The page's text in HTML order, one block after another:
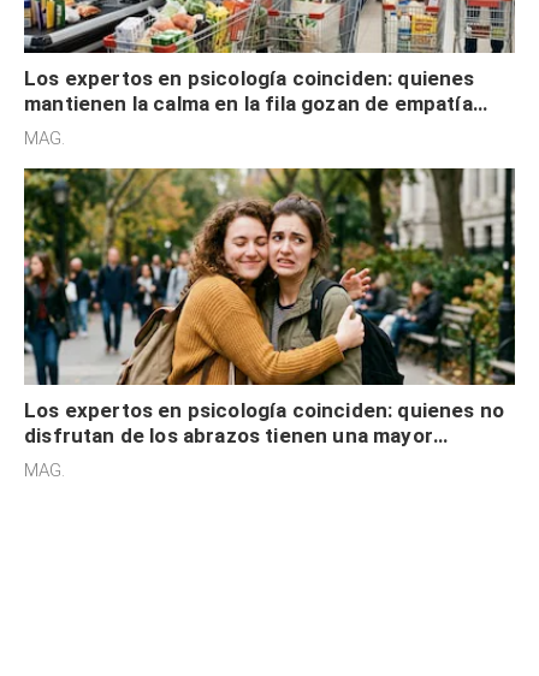
Los expertos en psicología coinciden: quienes
mantienen la calma en la fila gozan de empatía
cognitiva, gratitud y no solo tienen autocontrol
MAG.
Los expertos en psicología coinciden: quienes no
disfrutan de los abrazos tienen una mayor
sensibilidad a los estímulos físicos y no es por
MAG.